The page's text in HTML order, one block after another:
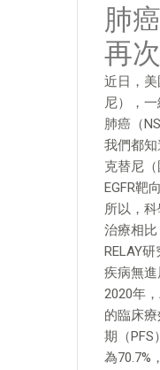
肺
再
近日，
尼），
肺癌（
我們都
克替尼
EGFR靶
所以，
治療相比
RELAY
疾病無進
2020年
的臨床
期（PFS
為70.7%